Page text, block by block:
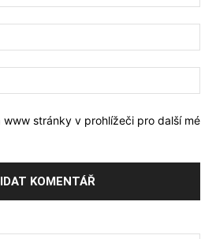
www stránky v prohlížeči pro další mé